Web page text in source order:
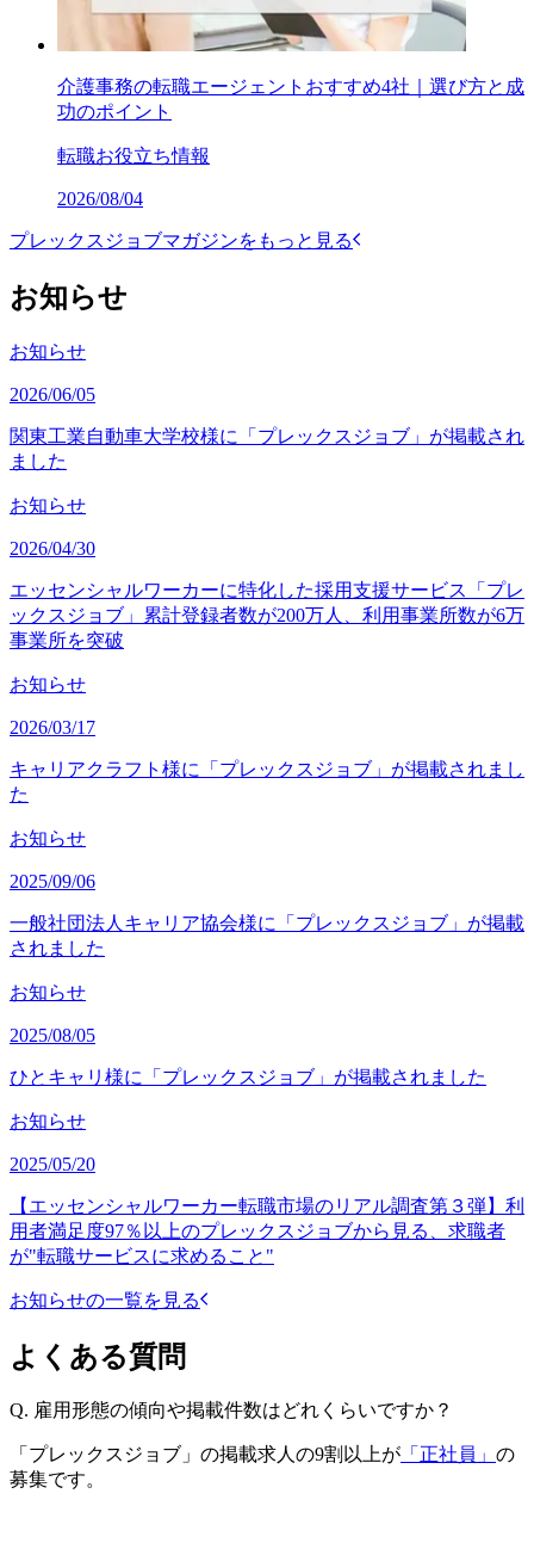
介護事務の転職エージェントおすすめ4社｜選び方と成
功のポイント
転職お役立ち情報
2026/08/04
プレックスジョブマガジンをもっと見る
お知らせ
お知らせ
2026/06/05
関東工業自動車大学校様に「プレックスジョブ」が掲載され
ました
お知らせ
2026/04/30
エッセンシャルワーカーに特化した採用支援サービス「プレ
ックスジョブ」累計登録者数が200万人、利用事業所数が6万
事業所を突破
お知らせ
2026/03/17
キャリアクラフト様に「プレックスジョブ」が掲載されまし
た
お知らせ
2025/09/06
一般社団法人キャリア協会様に「プレックスジョブ」が掲載
されました
お知らせ
2025/08/05
ひとキャリ様に「プレックスジョブ」が掲載されました
お知らせ
2025/05/20
【エッセンシャルワーカー転職市場のリアル調査第３弾】利
用者満足度97％以上のプレックスジョブから見る、求職者
が"転職サービスに求めること"
お知らせの一覧を見る
よくある質問
Q. 雇用形態の傾向や掲載件数はどれくらいですか？
「プレックスジョブ」の掲載求人の9割以上が 「正社員」 の
募集です。